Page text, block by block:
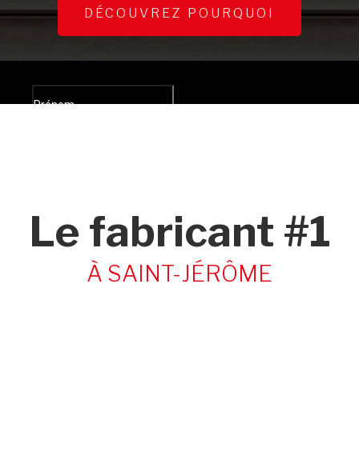
DÉCOUVREZ POURQUOI
Le fabricant #1
À SAINT-JÉRÔME